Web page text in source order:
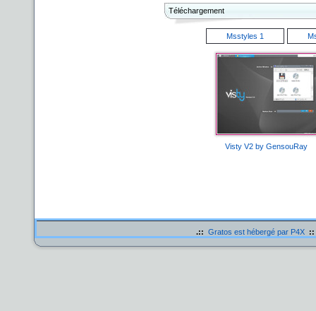
Téléchargement
Msstyles 1
Visty V2 by GensouRay
.:: Gratos est hébergé par P4X ::